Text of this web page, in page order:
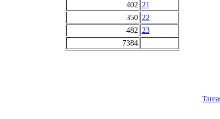
402 21
350 22
482 23
7384